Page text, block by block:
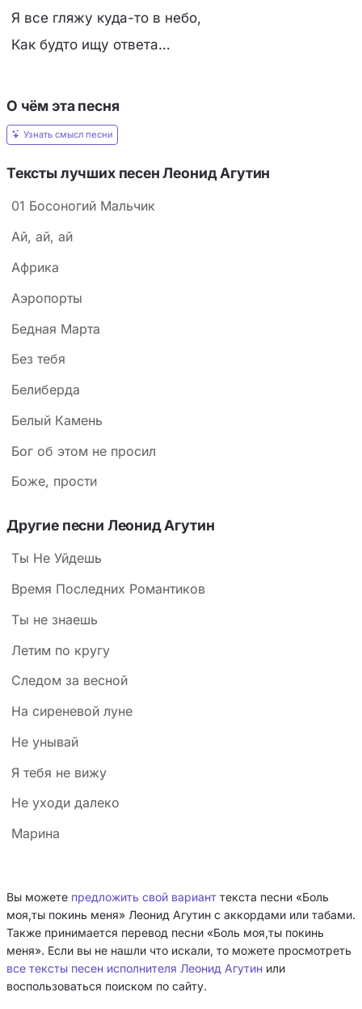
Я все гляжу куда-то в небо,
Как будто ищу ответа…
О чём эта песня
Узнать смысл песни
Тексты лучших песен Леонид Агутин
01 Босоногий Мальчик
Ай, ай, ай
Африка
Аэропорты
Бедная Марта
Без тебя
Белиберда
Белый Камень
Бог об этом не просил
Боже, прости
Другие песни Леонид Агутин
Ты Не Уйдешь
Время Последних Романтиков
Ты не знаешь
Летим по кругу
Следом за весной
На сиреневой луне
Не унывай
Я тебя не вижу
Не уходи далеко
Марина
Вы можете предложить свой вариант текста песни «Боль
моя,ты покинь меня» Леонид Агутин с аккордами или табами.
Также принимается перевод песни «Боль моя,ты покинь
меня». Если вы не нашли что искали, то можете просмотреть
все тексты песен исполнителя Леонид Агутин или
воспользоваться поиском по сайту.